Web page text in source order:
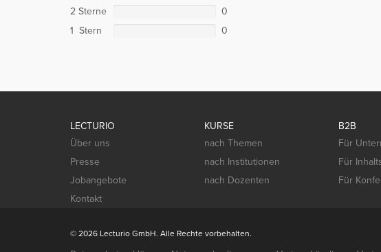
2 Sterne
0
1 Stern
0
LECTURIO
Über uns
Presse
Jobangebote
Kontakt
KURSE
nach Themen
nach Institutionen
nach Dozenten
B2B
Für
Für
Für
© 2026 Lecturio GmbH. Alle Rechte vorbehalten.